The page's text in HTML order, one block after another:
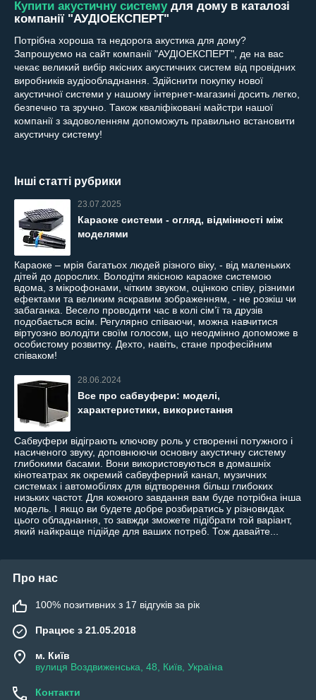
Купити акустичну системудля дому в каталозі
компанії "АУДІОЕКСПЕРТ"
Потрібна хороша та недорога акустика для дому?
Запрошуємо на сайт компанії "АУДІОЕКСПЕРТ", де на вас
чекає великий вибір якісних акустичних систем від провідних
виробників аудіообладнання. Здійснити покупку нової
акустичної системи у нашому інтернет-магазині досить легко,
безпечно та зручно. Також кваліфіковані майстри нашої
компанії з задоволенням допоможуть правильно встановити
акустичну систему!
Інші статті рубрики
23.07.2025
Караоке системи - огляд, відмінності між
моделями
Караоке – мрія багатьох людей різного віку, - від маленьких
дітей до дорослих. Володіти якісною караоке системою
вдома, з мікрофонами, чітким звуком, оцінкою співу, різними
ефектами та великим яскравим зображенням, - не розкіш чи
забаганка. Весело проводити час в колі сім’ї та друзів
подобається всім. Регулярно співаючи, можна навчитися
віртуозно володіти своїм голосом, що неодмінно допоможе в
особистому розвитку. Дехто, навіть, стане професійним
співаком!
28.06.2024
Все про сабвуфери: моделі,
характеристики, використання
Сабвуфери відіграють ключову роль у створенні потужного і
насиченого звуку, доповнюючи основну акустичну систему
глибокими басами. Вони використовуються в домашніх
кінотеатрах як окремий сабвуферний канал, музичних
системах і автомобілях для відтворення більш глибоких
низьких частот. Для кожного завдання вам буде потрібна інша
модель. І якщо ви будете добре розбиратись у різновидах
цього обладнання, то завжди зможете підібрати той варіант,
який найкраще підійде для ваших потреб. Тож давайте...
Про нас
100% позитивних з 17 відгуків за рік
Працює з 21.05.2018
м. Київ
вулиця Воздвиженська, 48, Київ, Україна
Контакти